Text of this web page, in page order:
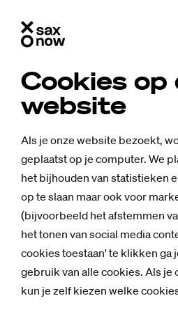
Cookies op
website
Als je onze website bezoekt,
geplaatst op je computer. We
het bijhouden van statistieken
op te slaan maar ook voor
(bijvoorbeeld het afstemmen
het tonen van social media
cookies toestaan' te klikken ga
gebruik van alle cookies. Als
kun je zelf kiezen welke
Mensen